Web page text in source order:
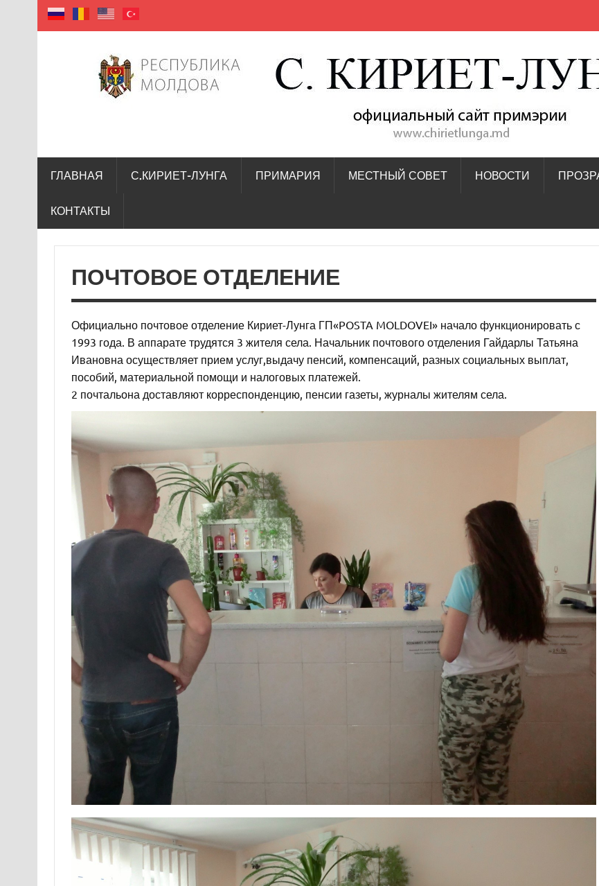
село Кириет — Лунга
ГЛАВНАЯ С.КИРИЕТ-ЛУНГА ПРИМАРИЯ МЕСТНЫЙ СОВЕТ НОВОСТИ
КОНТАКТЫ
ПОЧТОВОЕ ОТДЕЛЕНИЕ
Официально почтовое отделение Кириет-Лунга ГП«POSTA MOLDOVEI» начало функционировать с
1993 года. В аппарате трудятся 3 жителя села. Начальник почтового отделения Гайдарлы Татьяна
Ивановна осуществляет прием услуг,выдачу пенсий, компенсаций, разных социальных выплат,
пособий, материальной помощи и налоговых платежей.
2 почтальона доставляют корреспонденцию, пенсии газеты, журналы жителям села.